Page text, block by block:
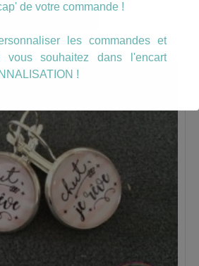
AJOUTER AU PANIER
de votre commande !
les commandes et
souhaitez dans l'encart
!